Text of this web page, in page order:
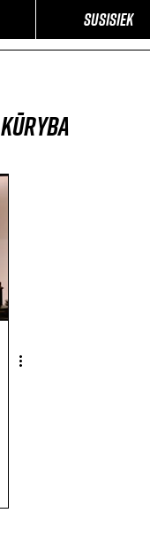
SUSISIEK
Kūryba